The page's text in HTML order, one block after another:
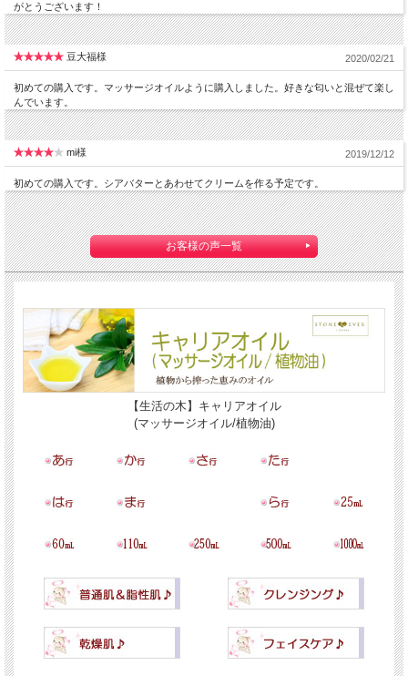
がとうございます！
豆大福様 2020/02/21
初めての購入です。マッサージオイルように購入しました。好きな匂いと混ぜて楽し
んでいます。
mi様 2019/12/12
初めての購入です。シアバターとあわせてクリームを作る予定です。
お客様の声一覧
【生活の木】キャリアオイル
(マッサージオイル/植物油)